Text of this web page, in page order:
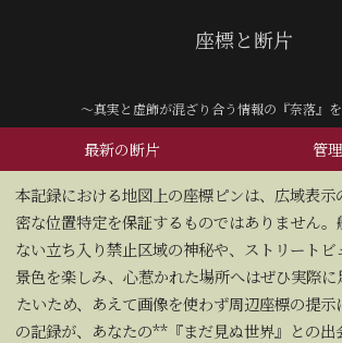
座標と断片
～真実と虚飾が混ざり合う情報の『奈落』
最新の断片 管
本記録における地図上の座標ピンは、広域表
密な位置特定を保証するものではありません
ない立ち入り禁止区域の神秘や、ストリートビ
景色を楽しみ、心惹かれた場所へはぜひ実際に
たいため、あえて画像を使わず周辺座標の提示
の記録が、あなたの**『まだ見ぬ世界』との